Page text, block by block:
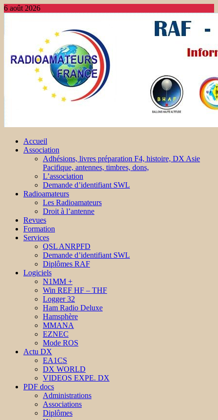
6 août 2026
Accueil
Association
Adhésions, livres préparation F4, histoire, DX Asie
Pacifique, antennes, timbres, dons,
L’association
Demande d’identifiant SWL
Radioamateurs
Les Radioamateurs
Droit à l’antenne
Revues
Formation
Services
QSL ANRPFD
Demande d’identifiant SWL
Diplômes RAF
Logiciels
N1MM +
Win REF HF – THF
Logger 32
Ham Radio Deluxe
Hamsphère
MMANA
EZNEC
Mode ROS
Actu DX
EA1CS
DX WORLD
VIDEOS EXPE. DX
PDF docs
Administrations
Associations
Diplômes